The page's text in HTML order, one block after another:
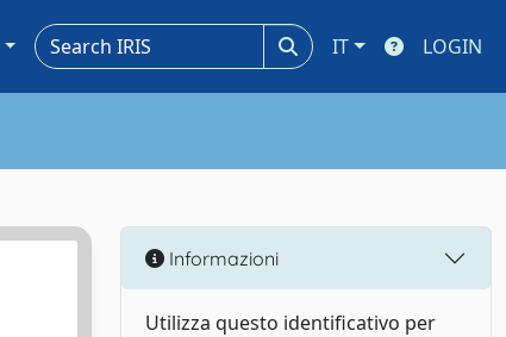
IT LOGIN
Informazioni
Utilizza questo identificativo per